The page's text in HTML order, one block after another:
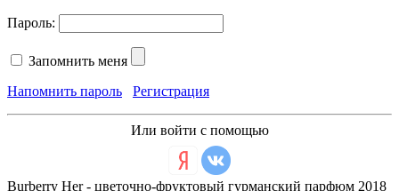
Пароль:
Запомнить меня
Напомнить пароль
Регистрация
Или войти с помощью
Burberry Her - цветочно-фруктовый гурманский парфюм 2018